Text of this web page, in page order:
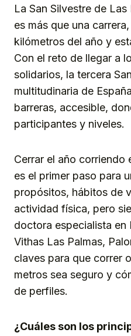
La San Silvestre de Las
es más que una
kilómetros del año y
Con el reto de llegar a
solidarios, la tercera
multitudinaria de
barreras, accesible,
participantes y niveles.
Cerrar el año corriendo
es el primer paso para
propósitos, hábitos de
actividad física, pero
doctora especialista
Vithas Las Palmas,
claves para que correr
metros sea seguro y
de perfiles.
¿Cuáles son los